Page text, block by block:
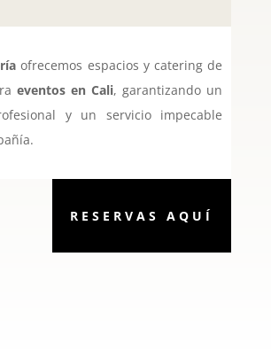
ofrecemos espacios y catering de
eventos en Cali, garantizando un
y un servicio impecable
RESERVAS AQUÍ